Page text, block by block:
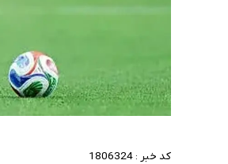
کد خبر : 1806324